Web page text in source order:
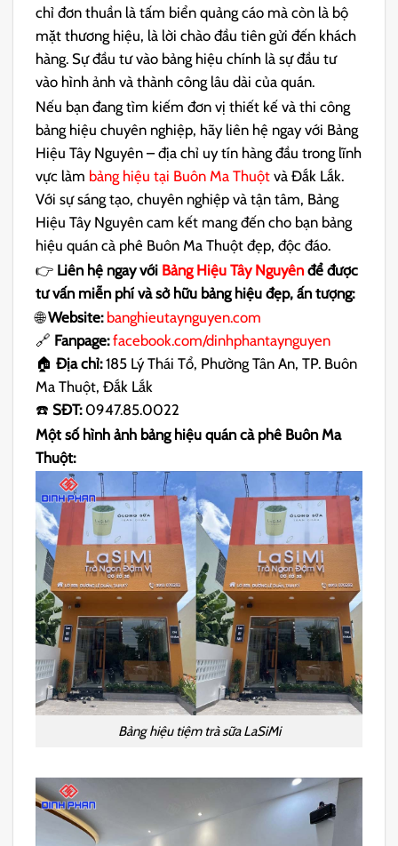
chỉ đơn thuần là tấm biển quảng cáo mà còn là bộ
mặt thương hiệu, là lời chào đầu tiên gửi đến khách
hàng. Sự đầu tư vào bảng hiệu chính là sự đầu tư
vào hình ảnh và thành công lâu dài của quán.
Nếu bạn đang tìm kiếm đơn vị thiết kế và thi công
bảng hiệu chuyên nghiệp, hãy liên hệ ngay với Bảng
Hiệu Tây Nguyên – địa chỉ uy tín hàng đầu trong lĩnh
vực làm bảng hiệu tại Buôn Ma Thuột và Đắk Lắk.
Với sự sáng tạo, chuyên nghiệp và tận tâm, Bảng
Hiệu Tây Nguyên cam kết mang đến cho bạn bảng
hiệu quán cà phê Buôn Ma Thuột đẹp, độc đáo.
👉 Liên hệ ngay với Bảng Hiệu Tây Nguyênđể được
tư vấn miễn phí và sở hữu bảng hiệu đẹp, ấn tượng:
🌐Website: banghieutaynguyen.com
🔗 Fanpage: facebook.com/dinhphantaynguyen
🏠Địa chỉ:185 Lý Thái Tổ, Phường Tân An, TP. Buôn
Ma Thuột, Đắk Lắk
☎️ SĐT:0947.85.0022
Một số hình ảnh bảng hiệu quán cà phê Buôn Ma
Thuột:
Bảng hiệu tiệm trà sữa LaSiMi